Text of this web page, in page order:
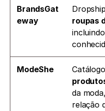
BrandsGat
eway
roupas
ModeShe
da
relação